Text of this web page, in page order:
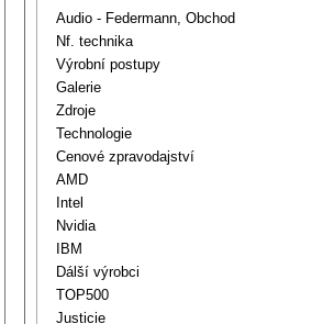
Audio - Federmann, Obchod
Nf. technika
Výrobní postupy
Galerie
Zdroje
Technologie
Cenové zpravodajství
AMD
Intel
Nvidia
IBM
Dálší výrobci
TOP500
Justicie